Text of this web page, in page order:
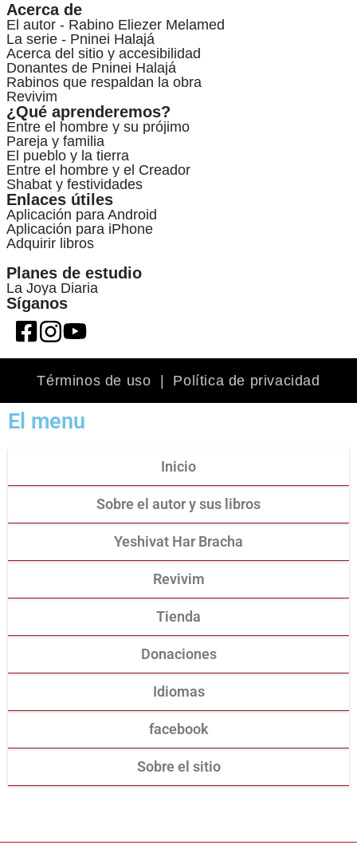
Acerca de
El autor - Rabino Eliezer Melamed
La serie - Pninei Halajá
Acerca del sitio y accesibilidad
Donantes de Pninei Halajá
Rabinos que respaldan la obra
Revivim
¿Qué aprenderemos?
Entre el hombre y su prójimo
Pareja y familia
El pueblo y la tierra
Entre el hombre y el Creador
Shabat y festividades
Enlaces útiles
Aplicación para Android
Aplicación para iPhone
Adquirir libros
Planes de estudio
La Joya Diaria
Síganos
Términos de uso Política de privacidad
El menu
Inicio
Sobre el autor y sus libros
Yeshivat Har Bracha
Revivim
Tienda
Donaciones
Idiomas
facebook
Sobre el sitio